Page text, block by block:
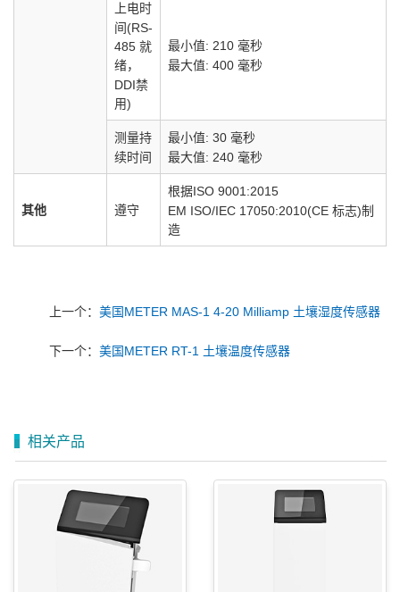
上电时
间(RS-
485 就
绪，
DDI禁
用)
最小值: 210 毫秒
最大值: 400 毫秒
测量持
续时间
最小值: 30 毫秒
最大值: 240 毫秒
其他 遵守
根据ISO 9001:2015
EM ISO/IEC 17050:2010(CE 标志)制
造
上一个： 美国METER MAS-1 4-20 Milliamp 土壤湿度传感器
下一个： 美国METER RT-1 土壤温度传感器
相关产品